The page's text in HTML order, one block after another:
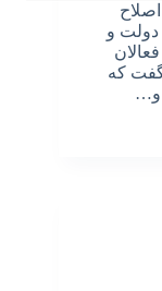
هفته نامه دولت و
گفت که
و…